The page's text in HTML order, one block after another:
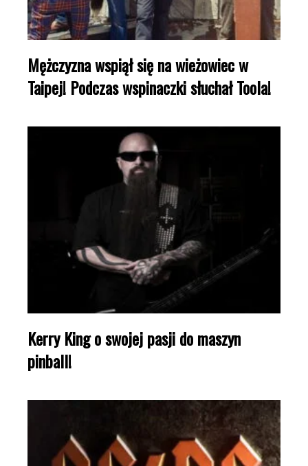
Mężczyzna wspiął się na wieżowiec w
Taipej! Podczas wspinaczki słuchał Toola!
Kerry King o swojej pasji do maszyn
pinball!